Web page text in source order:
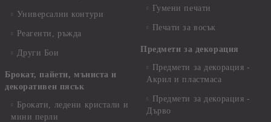
Универсални контури
Реагенти, ръжда
Други Бои
Брокат, пайети, мъниста и
декоративен пясък
Брокати, ледени кристали и
мини перли
Гумени печати
Печати за восък
Предмети за декорация
Предмети за декорация -
Акрил и пластмаса
Предмети за декорация -
Дърво